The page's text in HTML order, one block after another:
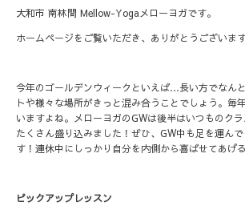
大和市 南林間 Mellow-Yogaメローヨガです。
ホームページをご覧いただき、ありがとうございます
今年のゴールデンウィークといえば…長い方でなん
トや様々な場所がきっと混み合うことでしょう。毎
いますよね。メローヨガのGWは後半はいつものク
たくさん盛り込みました！ぜひ、GW中も足を運ん
す！連休中にしっかり自分を内側から喜ばせてあげ
ピックアップレッスン